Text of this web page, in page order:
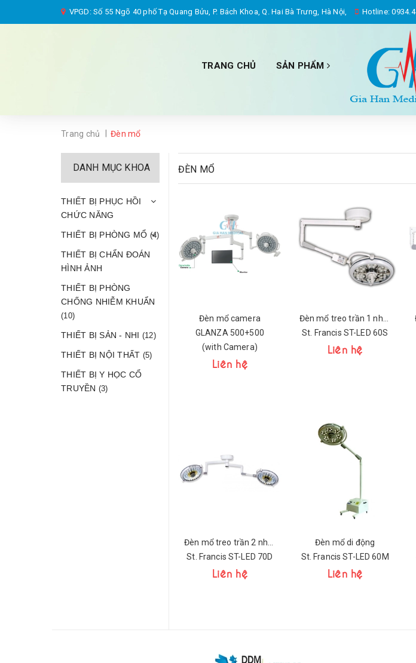
VPGD: Số 55 Ngõ 40 phố Tạ Quang Bửu, P. Bách Khoa, Q. Hai Bà Trưng, Hà Nội, Hotline:
TRANG CHỦ SẢN PHẨM
Trang chủ Đèn mổ
DANH MỤC KHOA
THIẾT BỊ PHỤC HỒI
CHỨC NĂNG
THIẾT BỊ PHÒNG MỔ (4)
THIẾT BỊ CHẨN ĐOÁN
HÌNH ẢNH
THIẾT BỊ PHÒNG
CHỐNG NHIỄM KHUẨN
(10)
THIẾT BỊ SẢN - NHI (12)
THIẾT BỊ NỘI THẤT (5)
THIẾT BỊ Y HỌC CỔ
TRUYỀN (3)
ĐÈN MỔ
Đèn mổ camera
GLANZA 500+500
(with Camera)
Liên hệ
St. Francis ST-LED 60S
Liên hệ
St. Francis ST-LED 70D
Liên hệ
Đèn mổ di động
St. Francis ST-LED 60M
Liên hệ